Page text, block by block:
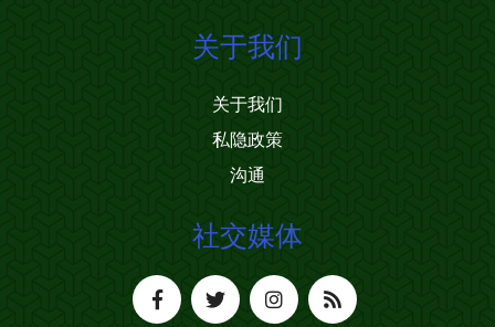
关于我们
关于我们
私隐政策
沟通
社交媒体